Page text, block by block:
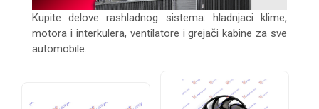
Kupite delove rashladnog sistema: hladnjaci klime,
motora i interkulera, ventilatore i grejači kabine za sve
automobile.